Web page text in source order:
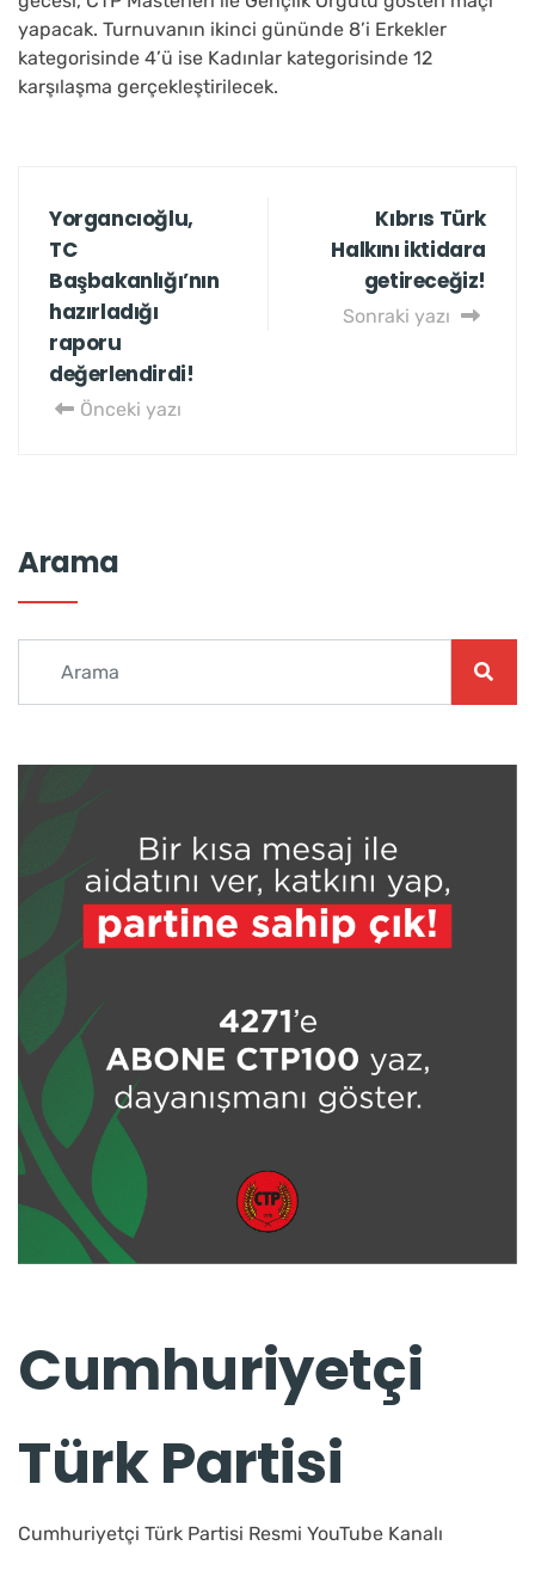
yapacak. Turnuvanın ikinci gününde 8’i Erkekler
kategorisinde 4’ü ise Kadınlar kategorisinde 12
karşılaşma gerçekleştirilecek.
Yorgancıoğlu,
TC
Başbakanlığı’nın
hazırladığı
raporu
değerlendirdi!
Önceki yazı
Kıbrıs Türk
Halkını iktidara
getireceğiz!
Sonraki yazı
Arama
Cumhuriyetçi
Türk Partisi
Cumhuriyetçi Türk Partisi Resmi YouTube Kanalı